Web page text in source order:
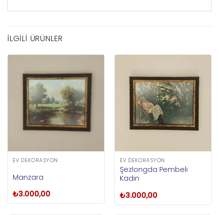
İLGILI ÜRÜNLER
EV DEKORASYON
Manzara
₺3.000,00
EV DEKORASYON
Şezlongda Pembeli
Kadın
₺3.000,00